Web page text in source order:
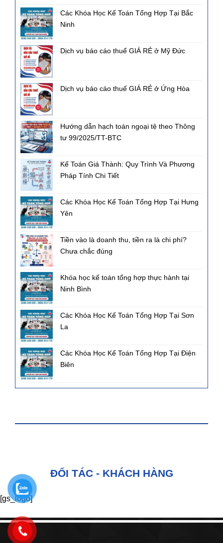
Các Khóa Học Kế Toán Tổng Hợp Tại Bắc
Ninh
Dịch vụ báo cáo thuế GIÁ RẺ ở Mỹ Đức
Dịch vụ báo cáo thuế GIÁ RẺ ở Ứng Hòa
Hướng dẫn hạch toán ngoại tệ theo Thông
tư 99/2025/TT-BTC
Kế Toán Giá Thành: Quy Trình Và Phương
Pháp Tính Chi Tiết
Các Khóa Học Kế Toán Tổng Hợp Tại Hưng
Yên
Tiền vào là doanh thu, tiền ra là chi phí?
Chưa chắc đúng
Khóa học kế toán tổng hợp thực hành tại
Ninh Bình
Các Khóa Học Kế Toán Tổng Hợp Tại Sơn
La
Các Khóa Học Kế Toán Tổng Hợp Tại Điện
Biên
ĐỐI TÁC - KHÁCH HÀNG
[gs_logo]